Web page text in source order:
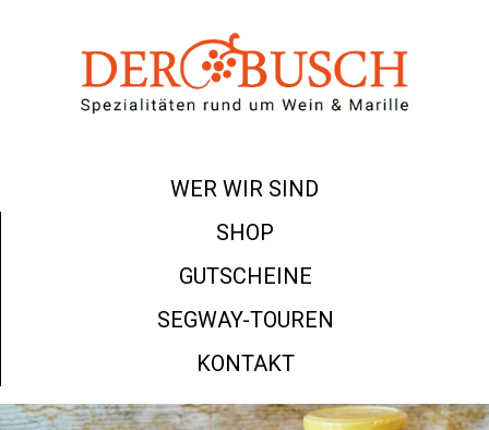
WER WIR SIND
SHOP
GUTSCHEINE
SEGWAY-TOUREN
KONTAKT